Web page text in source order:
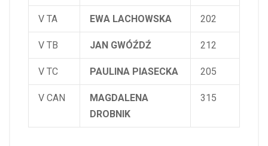
V TA EWA LACHOWSKA 202
V TB JAN GWÓŹDŹ 212
V TC PAULINA PIASECKA 205
V CAN
MAGDALENA
DROBNIK
315